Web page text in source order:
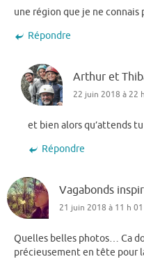
une région que je ne connais
Répondre
Arthur et
22 juin 2018 à 22
et bien alors qu’attends tu
Répondre
Vagabonds
21 juin 2018 à 11 h
Quelles belles photos… Ca
précieusement en tête pour